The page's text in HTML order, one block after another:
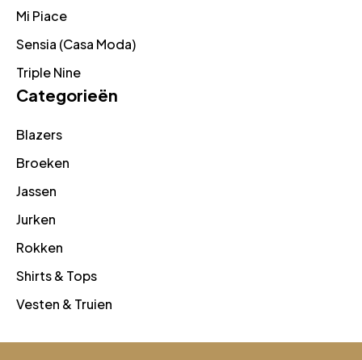
Mi Piace
Sensia (Casa Moda)
Triple Nine
Categorieën
Blazers
Broeken
Jassen
Jurken
Rokken
Shirts & Tops
Vesten & Truien